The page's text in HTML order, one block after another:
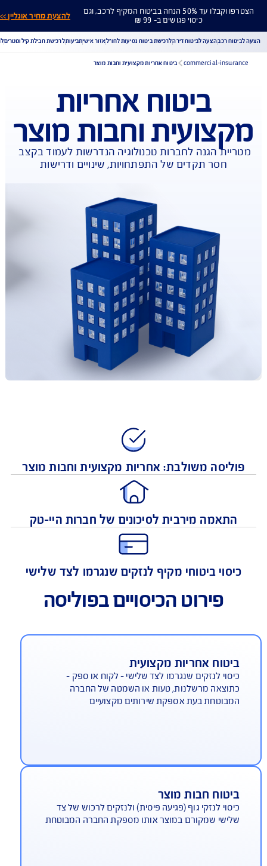
הצטרפו וקבלו עד 50% הנחה בביטוח המקיף לרכב, וגם
כיסוי פגושים ב- 99 ₪ להצעת מחיר אונליין >>
הורדת מסמכי ביטוח רכב
הצעת מחיר לביטוח רכב
מחיר לביטוח דירה
ביטוח נסיעות לחו"ל
ביטוח בריאות
תביעת רכב
רכישת חבילת קילומטרים רכישת ביטוח יומי
רכב הצעה לביטוח דירה לרכישת ביטוח נסיעות לחו"ל אזור אישי תביעות לרכישת חבילת קילומטרים
ביטוח אחריות
וחבות מוצר
הגנה לחברות טכנולוגיה הנדרשות לעמוד בקצב
משולבת: אחריות מקצועית וחבות מוצר
מירבית לסיכונים של חברות היי-טק
פירוט הכיסויים בפוליסה
לנזקים שנגרמו לצד שלישי - לקוח או ספק -
בעת אספקת שירותים מקצועיים